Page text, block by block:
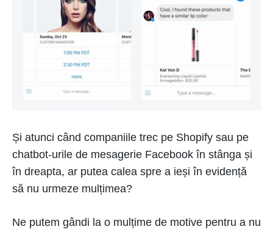
Și atunci când companiile trec pe Shopify sau pe
chatbot-urile de mesagerie Facebook în stânga și
în dreapta, ar putea calea spre a ieși în evidență
să nu urmeze mulțimea?
Ne putem gândi la o mulțime de motive pentru a nu